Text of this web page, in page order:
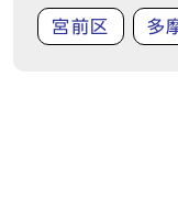
宮前区 多